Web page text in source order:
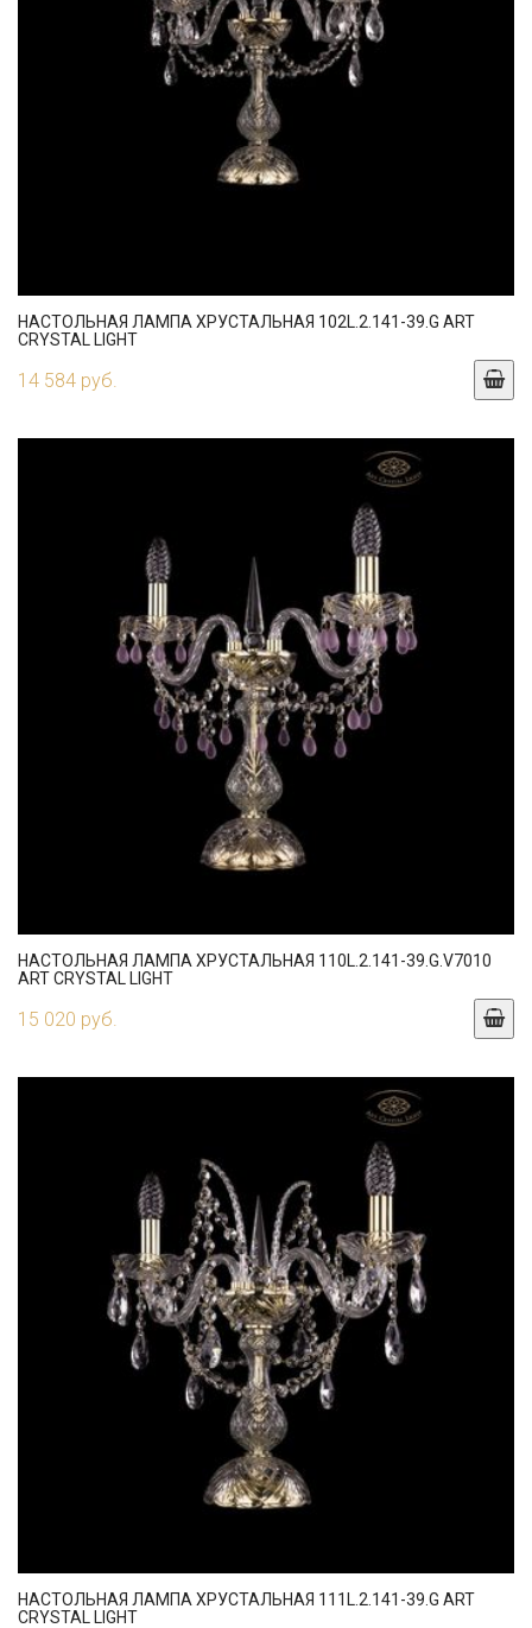
НАСТОЛЬНАЯ ЛАМПА ХРУСТАЛЬНАЯ 102L.2.141-39.G ART
CRYSTAL LIGHT
14 584 руб.
НАСТОЛЬНАЯ ЛАМПА ХРУСТАЛЬНАЯ 110L.2.141-39.G.V7010
ART CRYSTAL LIGHT
15 020 руб.
НАСТОЛЬНАЯ ЛАМПА ХРУСТАЛЬНАЯ 111L.2.141-39.G ART
CRYSTAL LIGHT